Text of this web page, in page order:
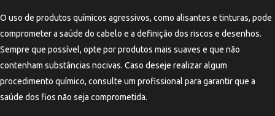
O uso de produtos químicos agressivos, como alisantes e tinturas, pode
comprometer a saúde do cabelo e a definição dos riscos e desenhos.
Sempre que possível, opte por produtos mais suaves e que não
contenham substâncias nocivas. Caso deseje realizar algum
procedimento químico, consulte um profissional para garantir que a
saúde dos fios não seja comprometida.